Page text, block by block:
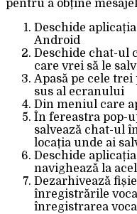
pentru a obține
Deschide
Android
Deschide chat-ul
care vrei să le
Apasă pe cele
sus al ecranului
Din meniul care
În fereastra pop-
salvează chat-ul
locația unde ai
Deschide
navighează la
Dezarhivează
înregistrările
înregistrarea